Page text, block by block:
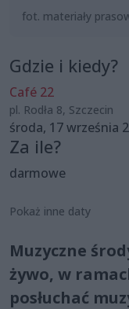
fot. materiały
Gdzie i kiedy?
Café 22
pl. Rodła 8, Szczecin
środa, 17 września
Za ile?
darmowe
Pokaż inne daty
Muzyczne
żywo, w
posłuchać